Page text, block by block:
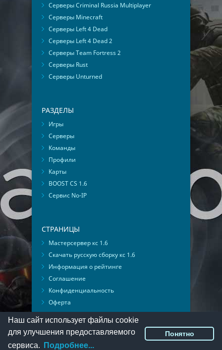
Серверы Criminal Russia Multiplayer
Серверы Minecraft
Серверы Left 4 Dead
Серверы Left 4 Dead 2
Серверы Team Fortress 2
Серверы Rust
Серверы Unturned
РАЗДЕЛЫ
Игры
Серверы
Команды
Профили
Карты
BOOST CS 1.6
Сервис No-IP
СТРАНИЦЫ
Мастерсервер кс 1.6
Скачать русскую сборку кс 1.6
Информация о рейтинге
Соглашение
Конфиденциальность
Оферта
Мониторинг ВКонтакте
© 2016-2026 Мы ВКонтакте
Наш сайт использует файлы cookie
для улучшения предоставляемого
сервиса.
Подробнее...
Понятно